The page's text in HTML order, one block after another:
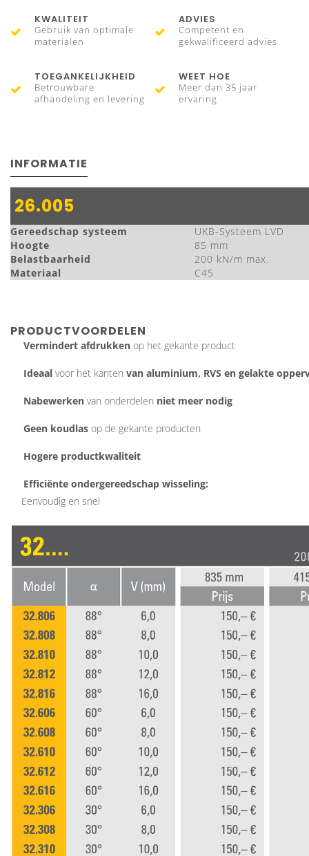
KWALITEIT
Gebruik van optimale
materialen
ADVIES
Competent en
gekwalificeerd advies
TOEGANKELIJKHEID
Betrouwbare
afhandeling en levering
WEET HOE
Meer dan 35 jaar
ervaring
INFORMATIE
26.005
Gereedschap systeem
UKB-Systeem LVD
Hoogte
85 mm
Belastbaarheid
200 kN/m max.
Materiaal
C45
PRODUCTVOORDELEN
Vermindert afdrukken op het gekante product
Ideaal voor het kanten van aluminium, RVS en gelakte
Nabewerken van onderdelen niet meer nodig
Geen koudlas op de gekante producten
Hogere productkwaliteit
Efficiënte ondergereedschap wisseling:
Eenvoudig en snel